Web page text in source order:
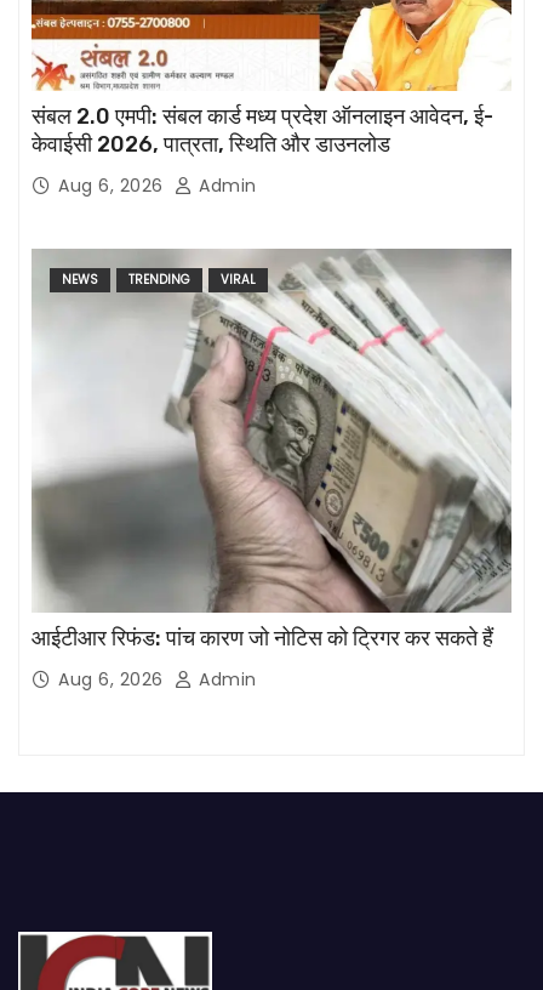
संबल 2.0 एमपी: संबल कार्ड मध्य प्रदेश ऑनलाइन आवेदन, ई-
केवाईसी 2026, पात्रता, स्थिति और डाउनलोड
Aug 6, 2026 Admin
NEWS TRENDING VIRAL
आईटीआर रिफंड: पांच कारण जो नोटिस को ट्रिगर कर सकते हैं
Aug 6, 2026 Admin